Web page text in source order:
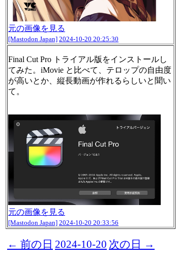
元の画像を見る
[Mastodon Japan] 2024-10-20 20:25:30
Final Cut Pro トライアル版をインストールし
てみた。iMovie と比べて、テロップの自由度
が高いとか、縦長動画が作れるらしいと聞い
て。
元の画像を見る
[Mastodon Japan] 2024-10-20 20:33:56
← 前の日 2024-10-20 次の日 →